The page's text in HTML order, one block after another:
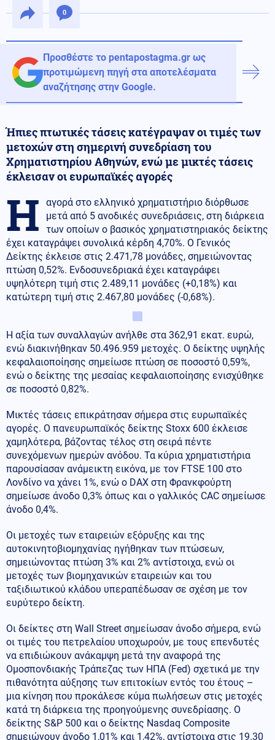
0
Προσθέστε το pentapostagma.gr ως
προτιμώμενη πηγή στα αποτελέσματα
αναζήτησης στην Google.
Ήπιες πτωτικές τάσεις κατέγραψαν οι τιμές των
μετοχών στη σημερινή συνεδρίαση του
Χρηματιστηρίου Αθηνών, ενώ με μικτές τάσεις
έκλεισαν οι ευρωπαϊκές αγορές
Η
αγορά στο ελληνικό χρηματιστήριο διόρθωσε
μετά από 5 ανοδικές συνεδριάσεις, στη διάρκεια
των οποίων ο βασικός χρηματιστηριακός δείκτης
έχει καταγράψει συνολικά κέρδη 4,70%. O Γενικός
Δείκτης έκλεισε στις 2.471,78 μονάδες, σημειώνοντας
πτώση 0,52%. Ενδοσυνεδριακά έχει καταγράφει
υψηλότερη τιμή στις 2.489,11 μονάδες (+0,18%) και
κατώτερη τιμή στις 2.467,80 μονάδες (-0,68%).
Η αξία των συναλλαγών ανήλθε στα 362,91 εκατ. ευρώ,
ενώ διακινήθηκαν 50.496.959 μετοχές. Ο δείκτης υψηλής
κεφαλαιοποίησης σημείωσε πτώση σε ποσοστό 0,59%,
ενώ ο δείκτης της μεσαίας κεφαλαιοποίησης ενισχύθηκε
σε ποσοστό 0,82%.
Μικτές τάσεις επικράτησαν σήμερα στις ευρωπαϊκές
αγορές. Ο πανευρωπαϊκός δείκτης Stoxx 600 έκλεισε
χαμηλότερα, βάζοντας τέλος στη σειρά πέντε
συνεχόμενων ημερών ανόδου. Τα κύρια χρηματιστήρια
παρουσίασαν ανάμεικτη εικόνα, με τον FTSE 100 στο
Λονδίνο να χάνει 1%, ενώ ο DAX στη Φρανκφούρτη
σημείωσε άνοδο 0,3% όπως και ο γαλλικός CAC σημείωσε
άνοδο 0,4%.
Οι μετοχές των εταιρειών εξόρυξης και της
αυτοκινητοβιομηχανίας ηγήθηκαν των πτώσεων,
σημειώνοντας πτώση 3% και 2% αντίστοιχα, ενώ οι
μετοχές των βιομηχανικών εταιρειών και του
ταξιδιωτικού κλάδου υπεραπέδωσαν σε σχέση με τον
ευρύτερο δείκτη.
Οι δείκτες στη Wall Street σημείωσαν άνοδο σήμερα, ενώ
οι τιμές του πετρελαίου υποχωρούν, με τους επενδυτές
να επιδιώκουν ανάκαμψη μετά την αναφορά της
Ομοσπονδιακής Τράπεζας των ΗΠΑ (Fed) σχετικά με την
πιθανότητα αύξησης των επιτοκίων εντός του έτους –
μια κίνηση που προκάλεσε κύμα πωλήσεων στις μετοχές
κατά τη διάρκεια της προηγούμενης συνεδρίασης. Ο
δείκτης S&P 500 και ο δείκτης Nasdaq Composite
σημειώνουν άνοδο 1,01% και 1,42%, αντίστοιχα στις 19.30